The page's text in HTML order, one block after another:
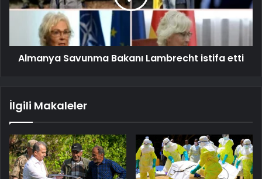
Almanya Savunma Bakanı Lambrecht istifa etti
İlgili Makaleler